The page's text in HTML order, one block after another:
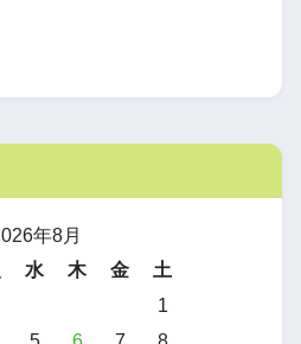
年8月
水 木 金
土
1